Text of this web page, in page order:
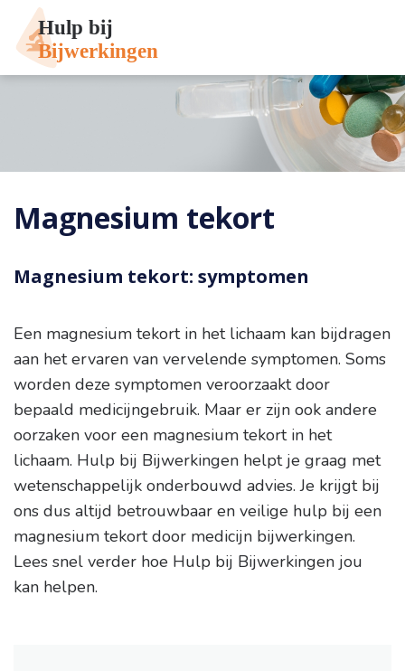
Magnesium tekort
Magnesium tekort: symptomen
Een magnesium tekort in het lichaam kan bijdragen
aan het ervaren van vervelende symptomen. Soms
worden deze symptomen veroorzaakt door
bepaald medicijngebruik. Maar er zijn ook andere
oorzaken voor een magnesium tekort in het
lichaam. Hulp bij Bijwerkingen helpt je graag met
wetenschappelijk onderbouwd advies. Je krijgt bij
ons dus altijd betrouwbaar en veilige hulp bij een
magnesium tekort door medicijn bijwerkingen.
Lees snel verder hoe Hulp bij Bijwerkingen jou
kan helpen.